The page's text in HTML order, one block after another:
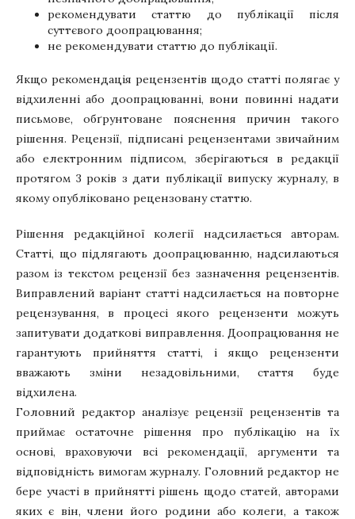
рекомендувати статтю до публікації після
суттєвого доопрацювання;
не рекомендувати статтю до публікації.
Якщо рекомендація рецензентів щодо статті полягає у
відхиленні або доопрацюванні, вони повинні надати
письмове, обґрунтоване пояснення причин такого
рішення. Рецензії, підписані рецензентами звичайним
або електронним підписом, зберігаються в редакції
протягом 3 років з дати публікації випуску журналу, в
якому опубліковано рецензовану статтю.
Рішення редакційної колегії надсилається авторам.
Статті, що підлягають доопрацюванню, надсилаються
разом із текстом рецензії без зазначення рецензентів.
Виправлений варіант статті надсилається на повторне
рецензування, в процесі якого рецензенти можуть
запитувати додаткові виправлення. Доопрацювання не
гарантують прийняття статті, і якщо рецензенти
вважають зміни незадовільними, стаття буде
відхилена.
Головний редактор аналізує рецензії рецензентів та
приймає остаточне рішення про публікацію на їх
основі, враховуючи всі рекомендації, аргументи та
відповідність вимогам журналу. Головний редактор не
бере участі в прийнятті рішень щодо статей, авторами
яких є він, члени його родини або колеги, а також